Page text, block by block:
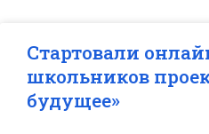
Стартовали
школьников
будущее»